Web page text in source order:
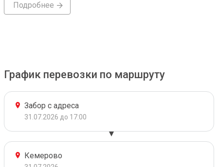
Подробнее
График перевозки по маршруту
Забор с адреса
31.07.2026 до 17:00
Кемерово